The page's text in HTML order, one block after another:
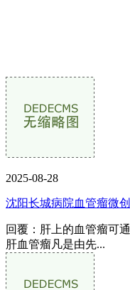
2025-08-28
沈阳长城病院血管瘤微
回覆：肝上的血管瘤可
肝血管瘤凡是由先...